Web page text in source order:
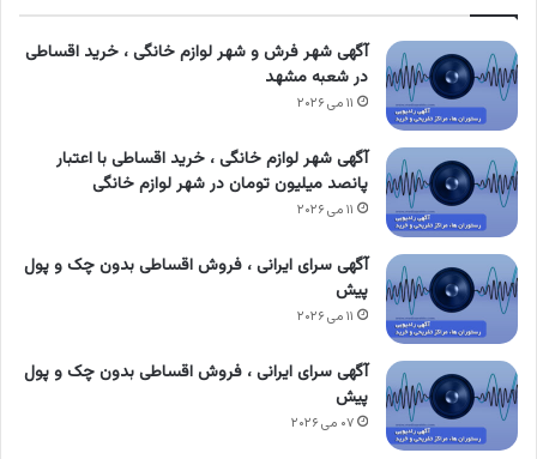
آگهی شهر فرش و شهر لوازم خانگی ، خرید اقساطی
در شعبه مشهد
۱۱ می ۲۰۲۶
آگهی شهر لوازم خانگی ، خرید اقساطی با اعتبار
پانصد میلیون تومان در شهر لوازم خانگی
۱۱ می ۲۰۲۶
آگهی سرای ایرانی ، فروش اقساطی بدون چک و پول
پیش
۱۱ می ۲۰۲۶
آگهی سرای ایرانی ، فروش اقساطی بدون چک و پول
پیش
۰۷ می ۲۰۲۶